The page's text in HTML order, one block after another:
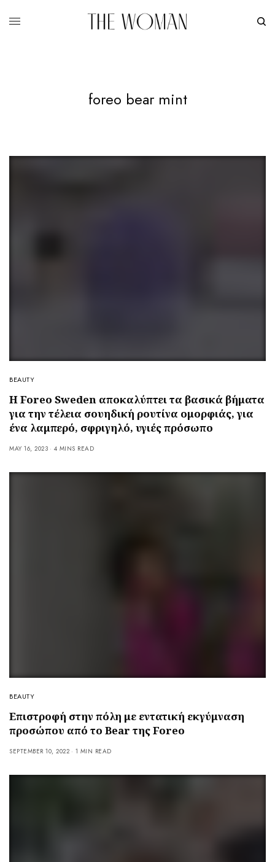
foreo bear mint
BEAUTY
Η Foreo Sweden αποκαλύπτει τα βασικά βήματα
για την τέλεια σουηδική ρουτίνα ομορφιάς, για
ένα λαμπερό, σφριγηλό, υγιές πρόσωπο
MAY 16, 2023 4 MINS READ
BEAUTY
Επιστροφή στην πόλη με εντατική εκγύμναση
προσώπου από το Bear της Foreo
SEPTEMBER 10, 2022 1 MIN READ